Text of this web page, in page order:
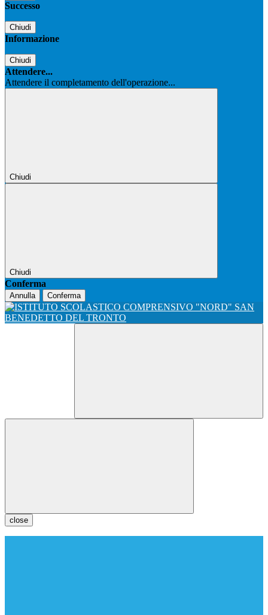
Successo
Chiudi
Informazione
Chiudi
Attendere...
Attendere il completamento dell'operazione...
Chiudi
Chiudi
Conferma
Annulla Conferma
close